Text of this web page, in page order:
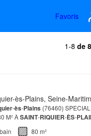
Favoris
1-8 de
ès-Plains, Seine-
-ès-Plains (76460)
M² ÀSAINT-RIQUIER-ÈS-
80 m²